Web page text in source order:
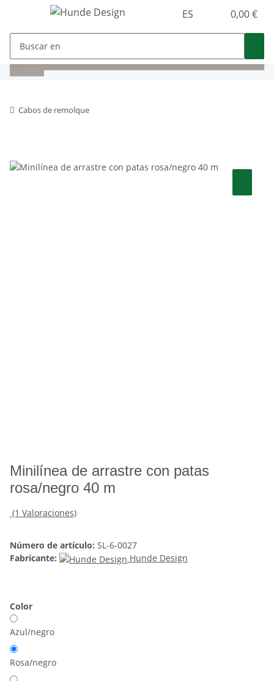
ES 0,00 €
Cabos de remolque
Minilínea de arrastre con patas
rosa/negro 40 m
(1 Valoraciones)
Número de artículo: SL-6-0027
Fabricante:
Hunde Design
Color
Azul/negro
Rosa/negro